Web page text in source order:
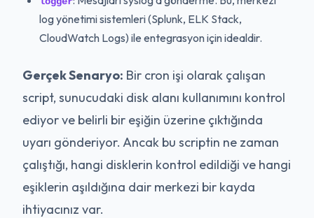
log yönetimi sistemleri (Splunk, ELK Stack,
CloudWatch Logs) ile entegrasyon için idealdir.
Gerçek Senaryo: Bir cron işi olarak çalışan
script, sunucudaki disk alanı kullanımını kontrol
ediyor ve belirli bir eşiğin üzerine çıktığında
uyarı gönderiyor. Ancak bu scriptin ne zaman
çalıştığı, hangi disklerin kontrol edildiği ve hangi
eşiklerin aşıldığına dair merkezi bir kayda
ihtiyacınız var.